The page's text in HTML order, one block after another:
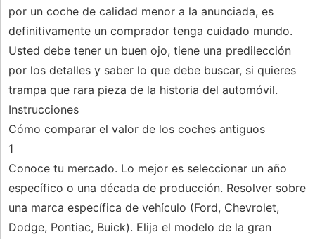
por un coche de calidad menor a la anunciada, es
definitivamente un comprador tenga cuidado mundo.
Usted debe tener un buen ojo, tiene una predilección
por los detalles y saber lo que debe buscar, si quieres
trampa que rara pieza de la historia del automóvil.
Instrucciones
Cómo comparar el valor de los coches antiguos
1
Conoce tu mercado. Lo mejor es seleccionar un año
específico o una década de producción. Resolver sobre
una marca específica de vehículo (Ford, Chevrolet,
Dodge, Pontiac, Buick). Elija el modelo de la gran